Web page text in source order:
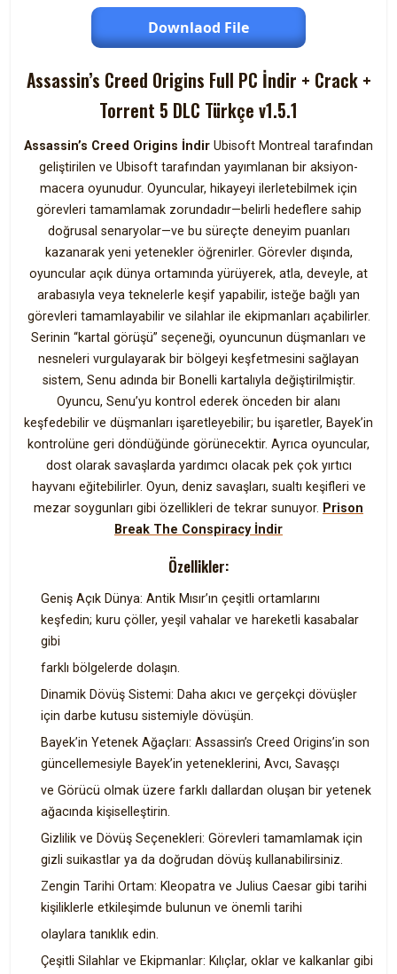
Downlaod File
Assassin’s Creed Origins Full PC İndir + Crack +
Torrent 5 DLC Türkçe v1.5.1
Assassin’s Creed Origins İndir Ubisoft Montreal tarafından
geliştirilen ve Ubisoft tarafından yayımlanan bir aksiyon-
macera oyunudur. Oyuncular, hikayeyi ilerletebilmek için
görevleri tamamlamak zorundadır—belirli hedeflere sahip
doğrusal senaryolar—ve bu süreçte deneyim puanları
kazanarak yeni yetenekler öğrenirler. Görevler dışında,
oyuncular açık dünya ortamında yürüyerek, atla, deveyle, at
arabasıyla veya teknelerle keşif yapabilir, isteğe bağlı yan
görevleri tamamlayabilir ve silahlar ile ekipmanları açabilirler.
Serinin “kartal görüşü” seçeneği, oyuncunun düşmanları ve
nesneleri vurgulayarak bir bölgeyi keşfetmesini sağlayan
sistem, Senu adında bir Bonelli kartalıyla değiştirilmiştir.
Oyuncu, Senu’yu kontrol ederek önceden bir alanı
keşfedebilir ve düşmanları işaretleyebilir; bu işaretler, Bayek’in
kontrolüne geri döndüğünde görünecektir. Ayrıca oyuncular,
dost olarak savaşlarda yardımcı olacak pek çok yırtıcı
hayvanı eğitebilirler. Oyun, deniz savaşları, sualtı keşifleri ve
mezar soygunları gibi özellikleri de tekrar sunuyor. Prison
Break The Conspiracy İndir
Özellikler:
Geniş Açık Dünya: Antik Mısır’ın çeşitli ortamlarını
keşfedin; kuru çöller, yeşil vahalar ve hareketli kasabalar
gibi
farklı bölgelerde dolaşın.
Dinamik Dövüş Sistemi: Daha akıcı ve gerçekçi dövüşler
için darbe kutusu sistemiyle dövüşün.
Bayek’in Yetenek Ağaçları: Assassin’s Creed Origins’in son
güncellemesiyle Bayek’in yeteneklerini, Avcı, Savaşçı
ve Görücü olmak üzere farklı dallardan oluşan bir yetenek
ağacında kişiselleştirin.
Gizlilik ve Dövüş Seçenekleri: Görevleri tamamlamak için
gizli suikastlar ya da doğrudan dövüş kullanabilirsiniz.
Zengin Tarihi Ortam: Kleopatra ve Julius Caesar gibi tarihi
kişiliklerle etkileşimde bulunun ve önemli tarihi
olaylara tanıklık edin.
Çeşitli Silahlar ve Ekipmanlar: Kılıçlar, oklar ve kalkanlar gibi